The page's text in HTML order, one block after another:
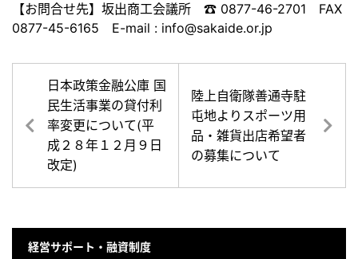
【お問合せ先】坂出商工会議所 ☎ 0877-46-2701 FAX
0877-45-6165 E-mail : info@sakaide.or.jp
日本政策金融公庫 国
民生活事業の貸付利
率変更について(平
成２８年１２月９日
改定)
陸上自衛隊善通寺駐
屯地よりスポーツ用
品・雑貨出店希望者
の募集について
経営サポート・融資制度